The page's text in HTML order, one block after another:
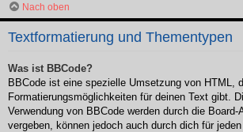
Nach oben
Textformatierung und Thementypen
Was ist BBCode?
BBCode ist eine spezielle Umsetzung von HTML,
Formatierungsmöglichkeiten für deinen Text gibt.
Verwendung von BBCode werden durch die Board-
vergeben, können jedoch auch durch dich für